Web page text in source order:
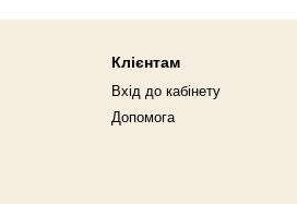
Клієнтам
Вхід до кабінету
Допомога